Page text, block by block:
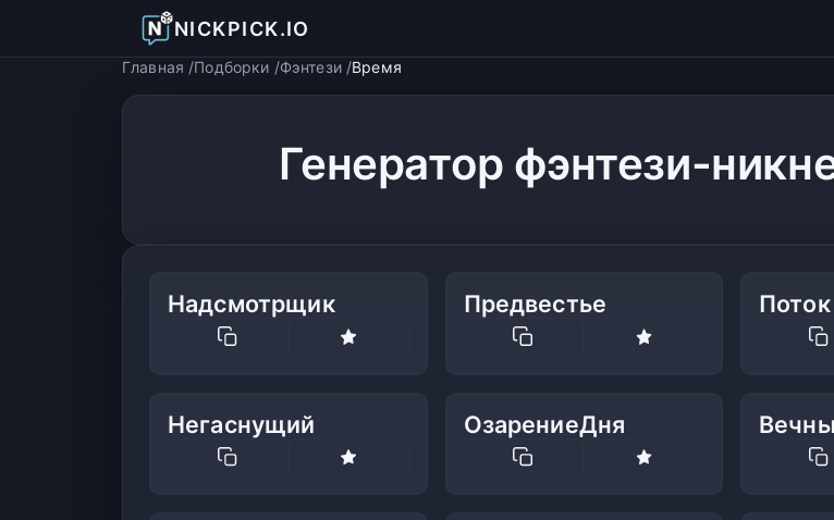
NICKPICK.IO
Главная Подборки Фэнтези Время
Генератор фэнтези-
Надсмотрщик Предвестье Поток
Негаснущий ОзарениеДня